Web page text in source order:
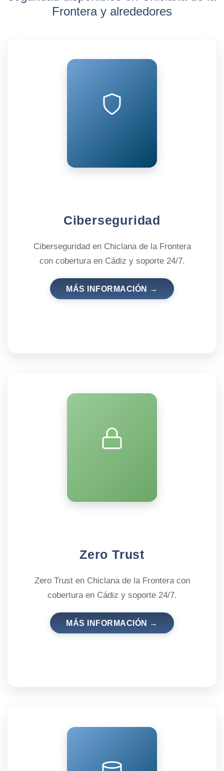
Frontera y alrededores
Ciberseguridad
Ciberseguridad en Chiclana de la Frontera
con cobertura en Cádiz y soporte 24/7.
MÁS INFORMACIÓN →
Zero Trust
Zero Trust en Chiclana de la Frontera con
cobertura en Cádiz y soporte 24/7.
MÁS INFORMACIÓN →